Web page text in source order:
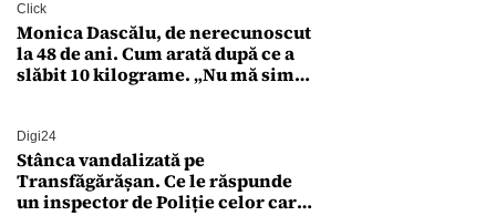
Click
Monica Dascălu, de nerecunoscut
la 48 de ani. Cum arată după ce a
slăbit 10 kilograme. „Nu mă simt
Digi24
Stânca vandalizată pe
Transfăgărășan. Ce le răspunde
un inspector de Poliție celor care